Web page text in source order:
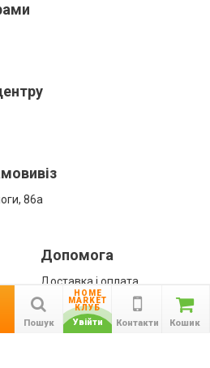
86а
Допомога
Доставка і оплата
Гарантії
Кошик
Контакти
HOME
MARKET
КЛУБ
Увійти
Пошук